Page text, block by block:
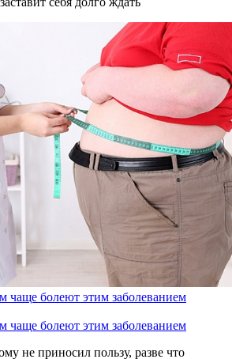
болеют этим заболеванием
болеют этим заболеванием
не приносил пользу, разве что